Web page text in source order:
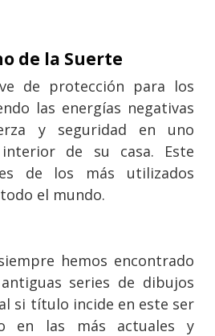
de la Suerte
de protección para los
las energías negativas
y seguridad en uno
de su casa. Este
de los más utilizados
el mundo.
hemos encontrado
series de dibujos
si título incide en este ser
en las más actuales y